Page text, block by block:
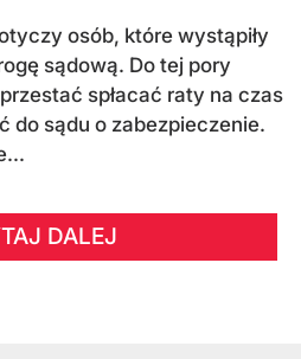
osób, które wystąpiły
sądową. Do tej pory
spłacać raty na czas
do sądu o zabezpieczenie.
DALEJ